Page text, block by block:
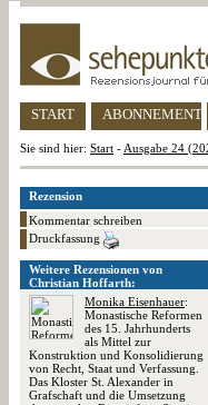
START ABONNEMENT
Sie sind hier: Start - Ausgabe 24
Rezension
Kommentar schreiben
Druckfassung
Weitere Rezensionen von
Christian Hoffarth:
Monika Eisenhauer:
Monastische Reformen
des 15. Jahrhunderts
als Mittel zur
Konstruktion und Konsolidierung
von Recht, Staat und Verfassung.
Das Kloster St. Alexander in
Grafschaft und die Umsetzung